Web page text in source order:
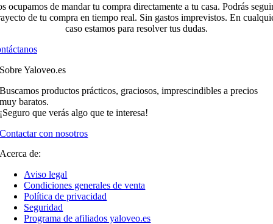
ocupamos de mandar tu compra directamente a tu casa. Podrás
de tu compra en tiempo real. Sin gastos imprevistos. En
caso estamos para resolver tus dudas.
Sobre Yaloveo.es
Buscamos productos prácticos, graciosos, imprescindibles a precios
muy baratos.
¡Seguro que verás algo que te interesa!
Contactar con nosotros
Acerca de:
Aviso legal
Condiciones generales de venta
Política de privacidad
Seguridad
Programa de afiliados yaloveo.es